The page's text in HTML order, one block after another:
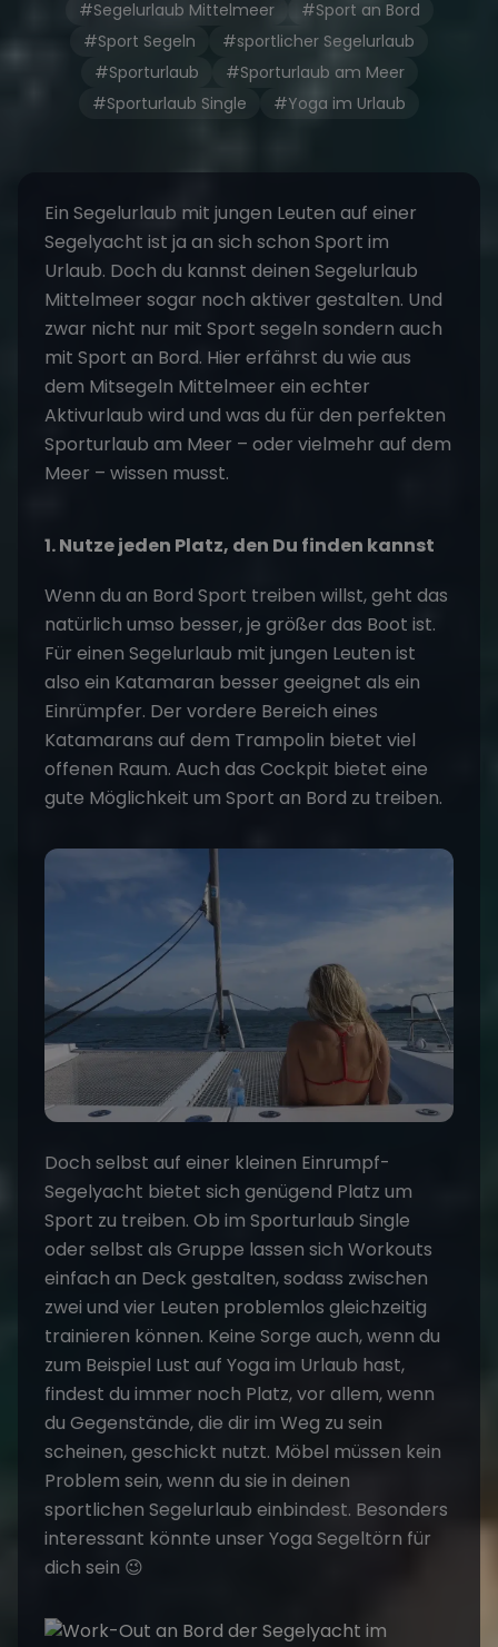
#Segelurlaub Mittelmeer
#Sport an Bord
#Sport Segeln
#sportlicher Segelurlaub
#Sporturlaub
#Sporturlaub am Meer
#Sporturlaub Single
#Yoga im Urlaub
Ein Segelurlaub mit jungen Leuten auf einer
Segelyacht ist ja an sich schon Sport im
Urlaub. Doch du kannst deinen Segelurlaub
Mittelmeer sogar noch aktiver gestalten. Und
zwar nicht nur mit Sport segeln sondern auch
mit Sport an Bord. Hier erfährst du wie aus
dem Mitsegeln Mittelmeer ein echter
Aktivurlaub wird und was du für den perfekten
Sporturlaub am Meer – oder vielmehr auf dem
Meer – wissen musst.
1. Nutze jeden Platz, den Du finden kannst
Wenn du an Bord Sport treiben willst, geht das
natürlich umso besser, je größer das Boot ist.
Für einen Segelurlaub mit jungen Leuten ist
also ein Katamaran besser geeignet als ein
Einrümpfer. Der vordere Bereich eines
Katamarans auf dem Trampolin bietet viel
offenen Raum. Auch das Cockpit bietet eine
gute Möglichkeit um Sport an Bord zu treiben.
Doch selbst auf einer kleinen Einrumpf-
Segelyacht bietet sich genügend Platz um
Sport zu treiben. Ob im Sporturlaub Single
oder selbst als Gruppe lassen sich Workouts
einfach an Deck gestalten, sodass zwischen
zwei und vier Leuten problemlos gleichzeitig
trainieren können. Keine Sorge auch, wenn du
zum Beispiel Lust auf Yoga im Urlaub hast,
findest du immer noch Platz, vor allem, wenn
du Gegenstände, die dir im Weg zu sein
scheinen, geschickt nutzt. Möbel müssen kein
Problem sein, wenn du sie in deinen
sportlichen Segelurlaub einbindest. Besonders
interessant könnte unser Yoga Segeltörn für
dich sein 😉